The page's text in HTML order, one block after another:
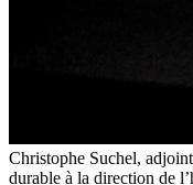
Christophe Suchel,
durable à la direction de